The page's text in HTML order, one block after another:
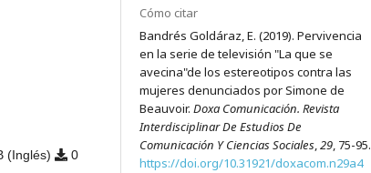
(Inglés)
0
Cómo citar
Bandrés Goldáraz, E. (2019). Pervivencia
en la serie de televisión "La que se
avecina"de los estereotipos contra las
mujeres denunciados por Simone de
Beauvoir.Doxa Comunicación. Revista
Interdisciplinar De Estudios De
Comunicación Y Ciencias Sociales,29, 75-95.
https://doi.org/10.31921/doxacom.n29a4